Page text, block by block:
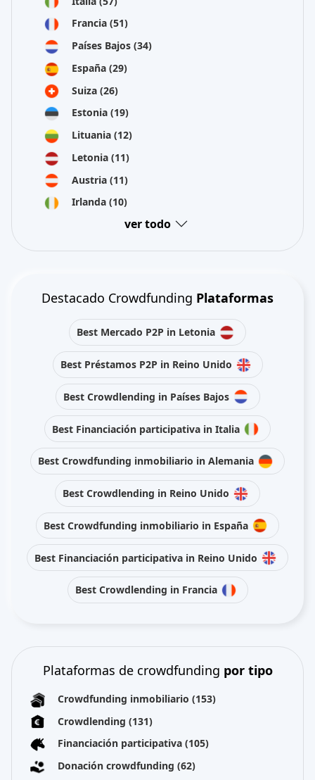
Francia (51)
Países Bajos (34)
España (29)
Suiza (26)
Estonia (19)
Lituania (12)
Letonia (11)
Austria (11)
Irlanda (10)
ver todo
Destacado Crowdfunding Plataformas
Best Mercado P2P in Letonia
Best Préstamos P2P in Reino Unido
Best Crowdlending in Países Bajos
Best Financiación participativa in Italia
Best Crowdfunding inmobiliario in Alemania
Best Crowdlending in Reino Unido
Best Crowdfunding inmobiliario in España
Best Financiación participativa in Reino Unido
Best Crowdlending in Francia
Plataformas de crowdfunding por tipo
Crowdfunding inmobiliario (153)
Crowdlending (131)
Financiación participativa (105)
Donación crowdfunding (62)